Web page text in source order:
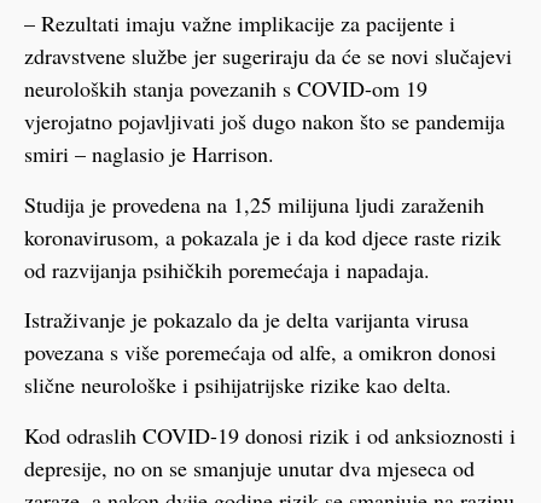
– Rezultati imaju važne implikacije za pacijente i
zdravstvene službe jer sugeriraju da će se novi slučajevi
neuroloških stanja povezanih s COVID-om 19
vjerojatno pojavljivati još dugo nakon što se pandemija
smiri – naglasio je Harrison.
Studija je provedena na 1,25 milijuna ljudi zaraženih
koronavirusom, a pokazala je i da kod djece raste rizik
od razvijanja psihičkih poremećaja i napadaja.
Istraživanje je pokazalo da je delta varijanta virusa
povezana s više poremećaja od alfe, a omikron donosi
slične neurološke i psihijatrijske rizike kao delta.
Kod odraslih COVID-19 donosi rizik i od anksioznosti i
depresije, no on se smanjuje unutar dva mjeseca od